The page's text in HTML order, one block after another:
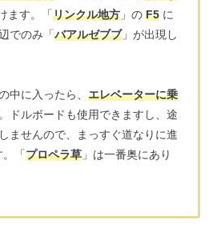
ます。「リンクル地方 」の F5 に
でのみ「バアルゼブブ」が出現し
中に入ったら、 エレベーターに乗
ドルボードも使用できますし、途
ませんので、まっすぐ道なりに進
「プロペラ草 」は一番奥にあり